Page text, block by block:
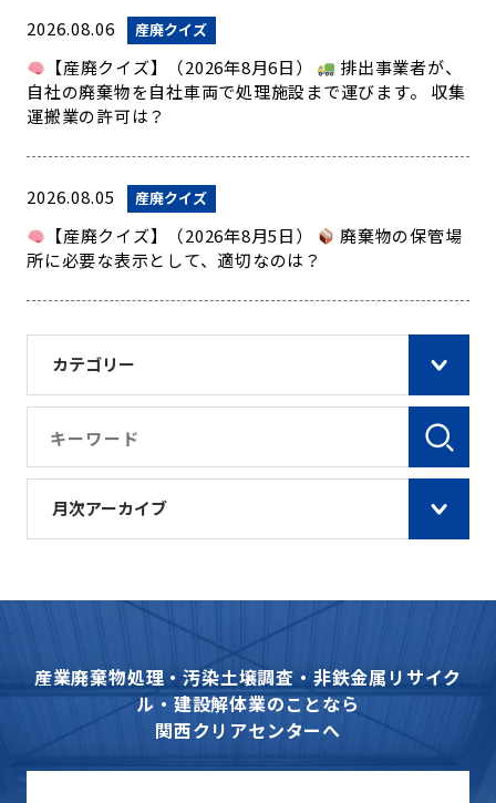
カテゴリー
月次アーカイブ
2026.08.06 産廃クイズ
【産廃クイズ】（2026年8月6日）
排出事業者が、
自社の廃棄物を自社車両で処理施設まで運びます。 収集
運搬業の許可は？
2026.08.05 産廃クイズ
【産廃クイズ】（2026年8月5日）
廃棄物の保管場
所に必要な表示として、適切なのは？
産業廃棄物処理・汚染土壌調査・非鉄金属リサイク
ル・建設解体業のことなら
関西クリアセンターへ